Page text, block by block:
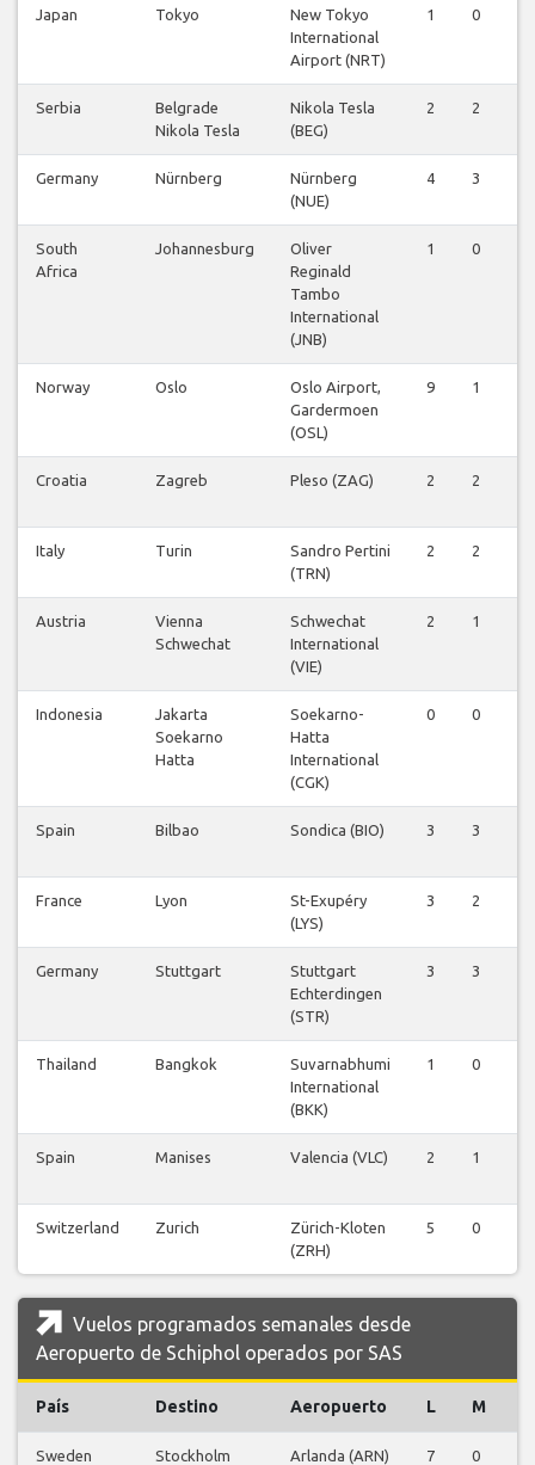
Japan Tokyo
New Tokyo
International
Airport (NRT)
1 0
Serbia
Belgrade
Nikola Tesla
Nikola Tesla
(BEG)
2 2
Germany Nürnberg
Nürnberg
(NUE)
4 3
South
Africa
Johannesburg
Oliver
Reginald
Tambo
International
(JNB)
1 0
Norway Oslo
Oslo Airport,
Gardermoen
(OSL)
9 1
Croatia Zagreb Pleso (ZAG) 2 2
Italy Turin
Sandro Pertini
(TRN)
2 2
Austria
Vienna
Schwechat
Schwechat
International
(VIE)
2 1
Indonesia
Jakarta
Soekarno
Hatta
Soekarno-
Hatta
International
(CGK)
0 0
Spain Bilbao Sondica (BIO) 3 3
France Lyon
St-Exupéry
(LYS)
3 2
Germany Stuttgart
Stuttgart
Echterdingen
(STR)
3 3
Thailand Bangkok
Suvarnabhumi
International
(BKK)
1 0
Spain Manises Valencia (VLC) 2 1
Switzerland Zurich
Zürich-Kloten
(ZRH)
5 0
Vuelos programados semanales desde
Aeropuerto de Schiphol operados por SAS
País Destino Aeropuerto L M
Sweden Stockholm Arlanda (ARN) 7 0